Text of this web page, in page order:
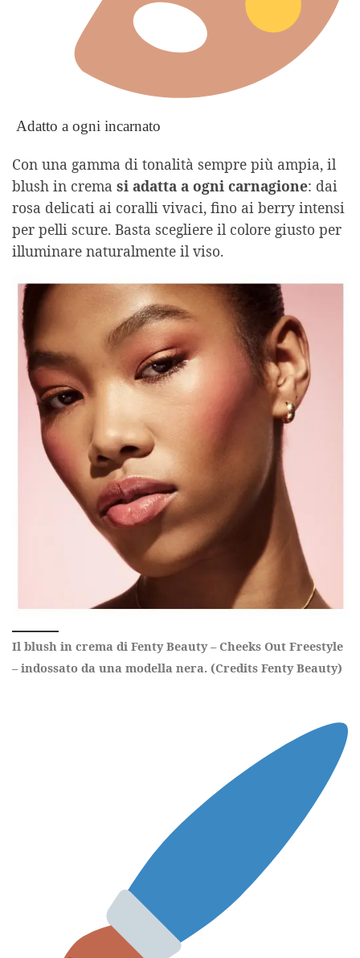
Adatto a ogni incarnato
Con una gamma di tonalità sempre più ampia, il
blush in crema si adatta a ogni carnagione: dai
rosa delicati ai coralli vivaci, fino ai berry intensi
per pelli scure. Basta scegliere il colore giusto per
illuminare naturalmente il viso.
Il blush in crema di Fenty Beauty – Cheeks Out Freestyle
– indossato da una modella nera. (Credits Fenty Beauty)